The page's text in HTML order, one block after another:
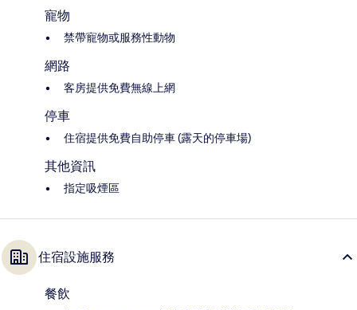
寵物
禁帶寵物或服務性動物
網路
客房提供免費無線上網
停車
住宿提供免費自助停車 (露天的停車場)
其他資訊
指定吸煙區
住宿設施服務
餐飲